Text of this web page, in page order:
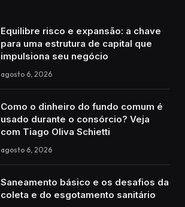
Equilibre risco e expansão: a chave
para uma estrutura de capital que
impulsiona seu negócio
agosto 6, 2026
Como o dinheiro do fundo comum é
usado durante o consórcio? Veja
com Tiago Oliva Schietti
agosto 6, 2026
Saneamento básico e os desafios da
coleta e do esgotamento sanitário